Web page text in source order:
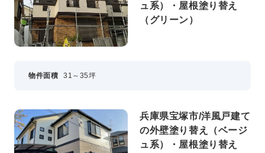
ュ系）・屋根塗り替え
（グリーン）
物件面積 31～35坪
兵庫県宝塚市/洋風戸建て
の外壁塗り替え（ベージ
ュ系）・屋根塗り替え